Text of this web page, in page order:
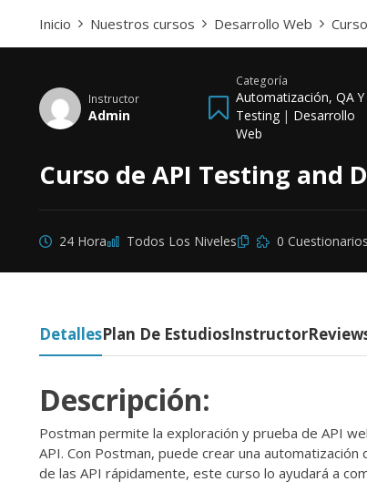
Inicio Nuestros cursos Desarrollo Web
Instructor
Admin
Categoría
Automatización, QA Y
Testing | Desarrollo
Web
Curso de API Testing and
24 Hora Todos Los Niveles 0 Cuestionarios
DetallesPlan De EstudiosInstructor
Descripción:
Postman permite la exploración y prueba de API
API. Con Postman, puede crear una
de las API rápidamente, este curso lo ayudará a